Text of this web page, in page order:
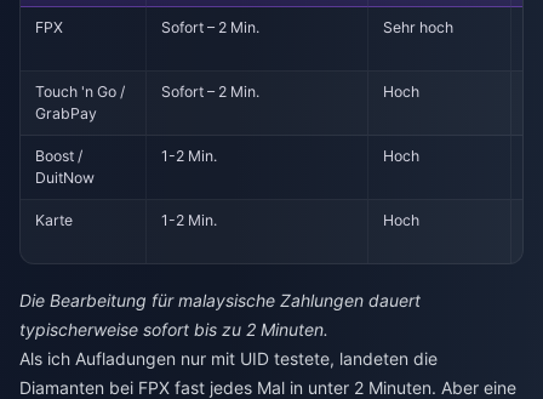
FPX Sofort – 2 Min. Sehr hoch
Touch 'n Go /
GrabPay
Sofort – 2 Min. Hoch
Boost /
DuitNow
1-2 Min. Hoch
Karte 1-2 Min. Hoch
Die Bearbeitung für malaysische Zahlungen dauert
typischerweise sofort bis zu 2 Minuten.
Als ich Aufladungen nur mit UID testete, landeten die
Diamanten bei FPX fast jedes Mal in unter 2 Minuten. Aber eine